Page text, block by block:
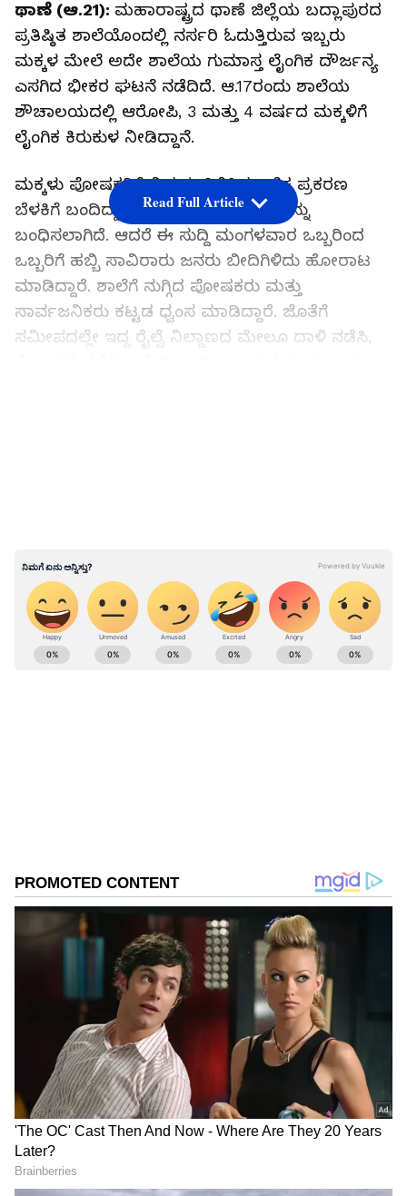
ಥಾಣೆ (ಆ.21): ಮಹಾರಾಷ್ಟ್ರದ ಥಾಣೆ ಜಿಲ್ಲೆಯ ಬದ್ಲಾಪುರದ
ಪ್ರತಿಷ್ಠಿತ ಶಾಲೆಯೊಂದಲ್ಲಿ ನರ್ಸರಿ ಓದುತ್ತಿರುವ ಇಬ್ಬರು
ಮಕ್ಕಳ ಮೇಲೆ ಅದೇ ಶಾಲೆಯ ಗುಮಾಸ್ತ ಲೈಂಗಿಕ ದೌರ್ಜನ್ಯ
ಎಸಗಿದ ಭೀಕರ ಘಟನೆ ನಡೆದಿದೆ. ಆ.17ರಂದು ಶಾಲೆಯ
ಶೌಚಾಲಯದಲ್ಲಿ ಆರೋಪಿ, 3 ಮತ್ತು 4 ವರ್ಷದ ಮಕ್ಕಳಿಗೆ
ಲೈಂಗಿಕ ಕಿರುಕುಳ ನೀಡಿದ್ದಾನೆ.
ಮಕ್ಕಳು ಪೋಷಕರಿಗೆ ವಿಷಯ ತಿಳಿಸಿದ ಬಳಿಕ ಪ್ರಕರಣ
ಬೆಳಕಿಗೆ ಬಂದಿದ್ದು, ಅದಾದ ಬಳಿಕ ಗುಮಾಸ್ತನನ್ನು
ಬಂಧಿಸಲಾಗಿದೆ. ಆದರೆ ಈ ಸುದ್ದಿ ಮಂಗಳವಾರ ಒಬ್ಬರಿಂದ
ಒಬ್ಬರಿಗೆ ಹಬ್ಬಿ ಸಾವಿರಾರು ಜನರು ಬೀದಿಗಿಳಿದು ಹೋರಾಟ
ಮಾಡಿದ್ದಾರೆ. ಶಾಲೆಗೆ ನುಗ್ಗಿದ ಪೋಷಕರು ಮತ್ತು
ಸಾರ್ವಜನಿಕರು ಕಟ್ಟಡ ಧ್ವಂಸ ಮಾಡಿದ್ದಾರೆ. ಜೊತೆಗೆ
ಸಮೀಪದಲ್ಲೇ ಇದ್ದ ರೈಲ್ವೆ ನಿಲ್ದಾಣದ ಮೇಲೂ ದಾಳಿ ನಡೆಸಿ,
ಇನ್‌ಚಾರ್ಸ್‌ ಅನ್ನು ವರ್ಗ ಮಾಡಲಾಗಿದೆ.
Read Full Article
ABOUT THE AUTHOR
DOWNLOAD APP
ಕರ್ನಾಟಕ, ಭಾರತ (